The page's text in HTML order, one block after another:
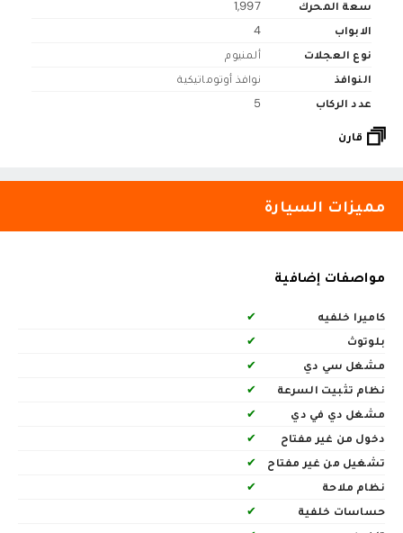
سعة المحرك
1,997
الابواب
4
نوع العجلات
ألمنيوم
النوافذ
نوافذ أوتوماتيكية
عدد الركاب
5
قارن
مميزات السيارة
مواصفات إضافية
كاميرا خلفيه
✔
بلوتوث
✔
مشغل سي دي
✔
نظام تثبيت السرعة
✔
مشغل دي في دي
✔
دخول من غير مفتاح
✔
تشغيل من غير مفتاح
✔
نظام ملاحة
✔
حساسات خلفية
✔